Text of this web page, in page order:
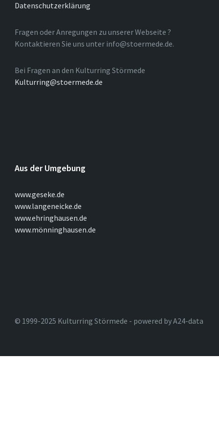
Datenschutzerklärung
Fragen oder Anregungen zu unserer Webseite ?
Kontaktieren Sie uns unter info@stoermede.de.
Bei Fragen an den Kulturring Störmede
Kulturring@stoermede.de
Aus der Umgebung
www.geseke.de
www.langeneicke.de
www.ehringhausen.de
www.mönninghausen.de
© 1999-2025 Kulturring Störmede - powered by A24-data